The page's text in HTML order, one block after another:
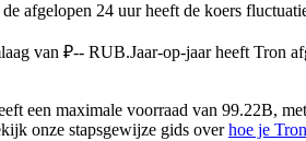
afgelopen 24 uur heeft de koers
van ₽-- RUB.Jaar-op-jaar heeft Tron
een maximale voorraad van 99.22B,
onze stapsgewijze gids overhoe je